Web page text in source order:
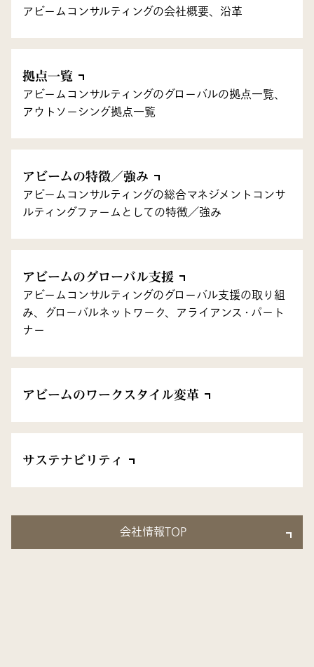
アビームコンサルティングの会社概要、沿革
拠点一覧
アビームコンサルティングのグローバルの拠点一覧、
アウトソーシング拠点一覧
アビームの特徴／強み
アビームコンサルティングの総合マネジメントコンサ
ルティングファームとしての特徴／強み
アビームのグローバル支援
アビームコンサルティングのグローバル支援の取り組
み、グローバルネットワーク、アライアンス・パート
ナー
アビームのワークスタイル変革
サステナビリティ
会社情報TOP